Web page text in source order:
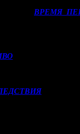
ВРЕМЯ
в 11,5 раз больше
(LUX)